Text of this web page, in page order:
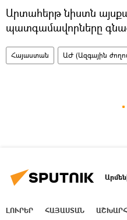
Արտահերթ նիստն
պատգամավորները
Հայաստան ԱԺ (Ազգային
ԼՈՒՐԵՐ ՀԱՅԱՍՏԱՆ ԱՇԽԱՐՀ